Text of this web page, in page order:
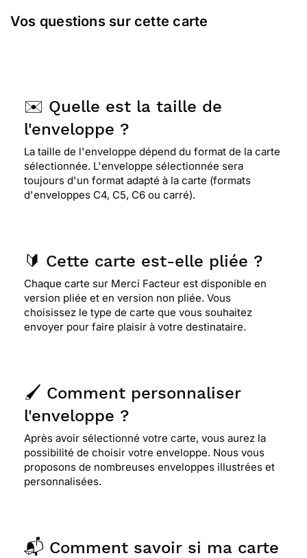
Vos questions sur cette carte
✉️ Quelle est la taille de
l'enveloppe ?
La taille de l'enveloppe dépend du format de la carte
sélectionnée. L'enveloppe sélectionnée sera
toujours d'un format adapté à la carte (formats
d'enveloppes C4, C5, C6 ou carré).
🔰 Cette carte est-elle pliée ?
Chaque carte sur Merci Facteur est disponible en
version pliée et en version non pliée. Vous
choisissez le type de carte que vous souhaitez
envoyer pour faire plaisir à votre destinataire.
🖌️ Comment personnaliser
l'enveloppe ?
Après avoir sélectionné votre carte, vous aurez la
possibilité de choisir votre enveloppe. Nous vous
proposons de nombreuses enveloppes illustrées et
personnalisées.
📬 Comment savoir si ma carte